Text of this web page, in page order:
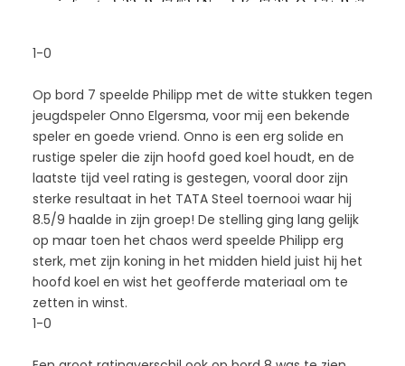
1-0
Op bord 7 speelde Philipp met de witte stukken tegen
jeugdspeler Onno Elgersma, voor mij een bekende
speler en goede vriend. Onno is een erg solide en
rustige speler die zijn hoofd goed koel houdt, en de
laatste tijd veel rating is gestegen, vooral door zijn
sterke resultaat in het TATA Steel toernooi waar hij
8.5/9 haalde in zijn groep! De stelling ging lang gelijk
op maar toen het chaos werd speelde Philipp erg
sterk, met zijn koning in het midden hield juist hij het
hoofd koel en wist het geofferde materiaal om te
zetten in winst.
1-0